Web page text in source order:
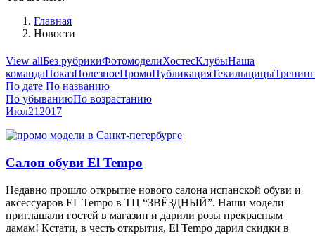
Главная
Новости
View allБез рубрикиФотомоделиХостесКлубыНаша
командаПоказПолезноеПромоПубликацияТекильщицы
По дате По названию
По убываниюПо возрастанию
Июл212017
Салон обуви El Tempo
Недавно прошло открытие нового салона испанской обуви и
аксессуаров EL Tempo в ТЦ “ЗВЁЗДНЫЙ”. Наши модели
приглашали гостей в магазин и дарили розы прекрасным
дамам! Кстати, в честь открытия, El Tempo дарил скидки в